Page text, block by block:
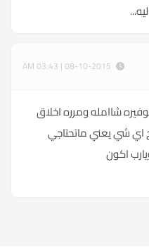
شاامله ومرره اخلاق
اي شي يعني ماتحتاجي
اكون